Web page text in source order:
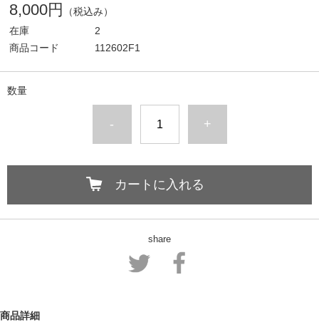
8,000円
（税込み）
在庫
2
商品コード
112602F1
数量
- +
カートに入れる
share
商品詳細